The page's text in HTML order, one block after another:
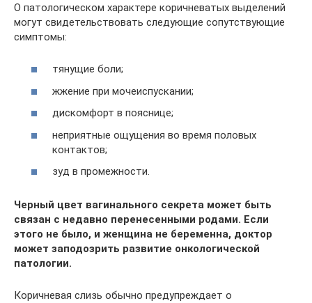
О патологическом характере коричневатых выделений
могут свидетельствовать следующие сопутствующие
симптомы:
тянущие боли;
жжение при мочеиспускании;
дискомфорт в пояснице;
неприятные ощущения во время половых
контактов;
зуд в промежности.
Черный цвет вагинального секрета может быть
связан с недавно перенесенными родами. Если
этого не было, и женщина не беременна, доктор
может заподозрить развитие онкологической
патологии.
Коричневая слизь обычно предупреждает о